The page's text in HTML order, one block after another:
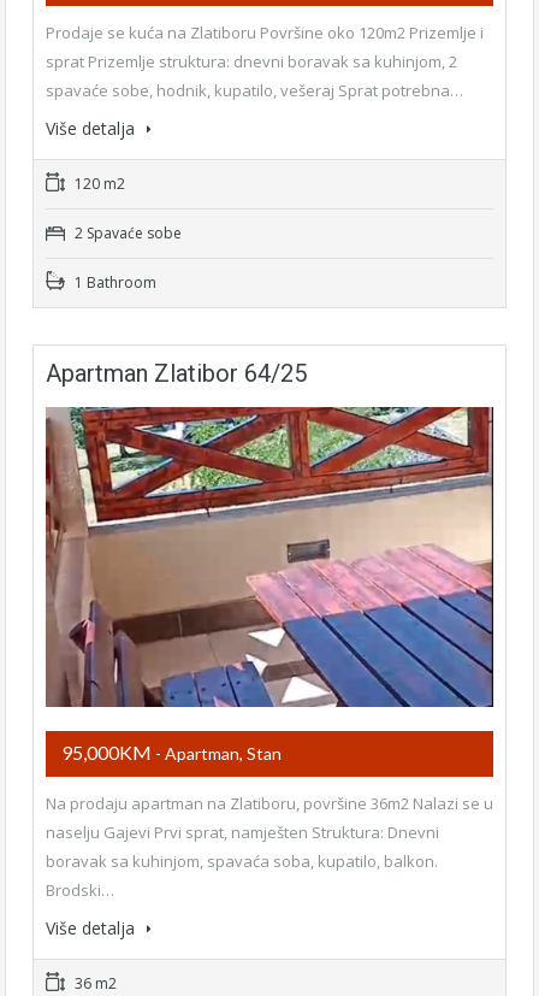
Prodaje se kuća na Zlatiboru Površine oko 120m2 Prizemlje i
sprat Prizemlje struktura: dnevni boravak sa kuhinjom, 2
spavaće sobe, hodnik, kupatilo, vešeraj Sprat potrebna…
Više detalja
120 m2
2 Spavaće sobe
1 Bathroom
Apartman Zlatibor 64/25
95,000KM - Apartman, Stan
Na prodaju apartman na Zlatiboru, površine 36m2 Nalazi se u
naselju Gajevi Prvi sprat, namješten Struktura: Dnevni
boravak sa kuhinjom, spavaća soba, kupatilo, balkon.
Brodski…
Više detalja
36 m2